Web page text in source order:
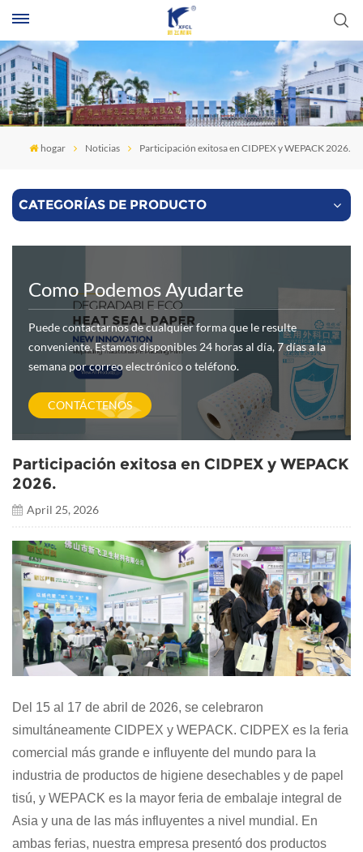
hogar Noticias Participación exitosa en CIDPEX y WEPACK 2026.
CATEGORÍAS DE PRODUCTO
Como Podemos Ayudarte
Puede contactarnos de cualquier forma que le resulte
conveniente. Estamos disponibles 24 horas al día, 7 días a la
semana por correo electrónico o teléfono.
CONTÁCTENOS
Participación exitosa en CIDPEX y WEPACK
2026.
April 25, 2026
Del 15 al 17 de abril de 2026, se celebraron
simultáneamente CIDPEX y WEPACK. CIDPEX es la feria
comercial más grande e influyente del mundo para la
industria de productos de higiene desechables y de papel
tisú, y WEPACK es la mayor feria de embalaje integral de
Asia y una de las más influyentes a nivel mundial. En
ambas ferias, nuestra empresa presentó dos productos